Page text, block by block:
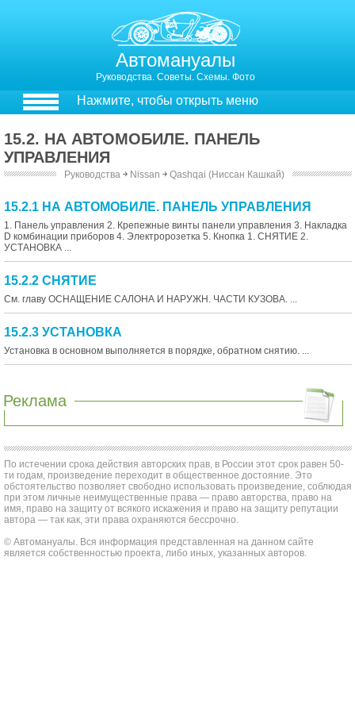
Автомануалы
Руководства. Советы. Схемы. Фото
Нажмите, чтобы открыть меню
15.2. НА АВТОМОБИЛЕ. ПАНЕЛЬ
УПРАВЛЕНИЯ
Руководства ￫ Nissan ￫ Qashqai (Ниссан Кашкай)
15.2.1 НА АВТОМОБИЛЕ. ПАНЕЛЬ УПРАВЛЕНИЯ
1. Панель управления 2. Крепежные винты панели управления 3. Накладка
D комбинации приборов 4. Электророзетка 5. Кнопка 1. СНЯТИЕ 2.
УСТАНОВКА ...
15.2.2 СНЯТИЕ
См. главу ОСНАЩЕНИЕ САЛОНА И НАРУЖН. ЧАСТИ КУЗОВА. ...
15.2.3 УСТАНОВКА
Установка в основном выполняется в порядке, обратном снятию. ...
Реклама
По истечении срока действия авторских прав, в России этот срок равен 50-
ти годам, произведение переходит в общественное достояние. Это
обстоятельство позволяет свободно использовать произведение, соблюдая
при этом личные неимущественные права — право авторства, право на
имя, право на защиту от всякого искажения и право на защиту репутации
автора — так как, эти права охраняются бессрочно.
© Автомануалы. Вся информация представленная на данном сайте
является собственностью проекта, либо иных, указанных авторов.